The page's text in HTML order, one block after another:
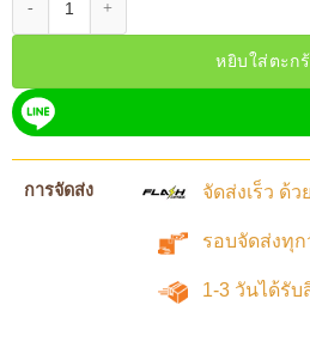
หยิบใส่ตะก
การจัดส่ง จัดส่งเร็ว ด้
รอบจัดส่งทุ
1-3 วันได้รับ